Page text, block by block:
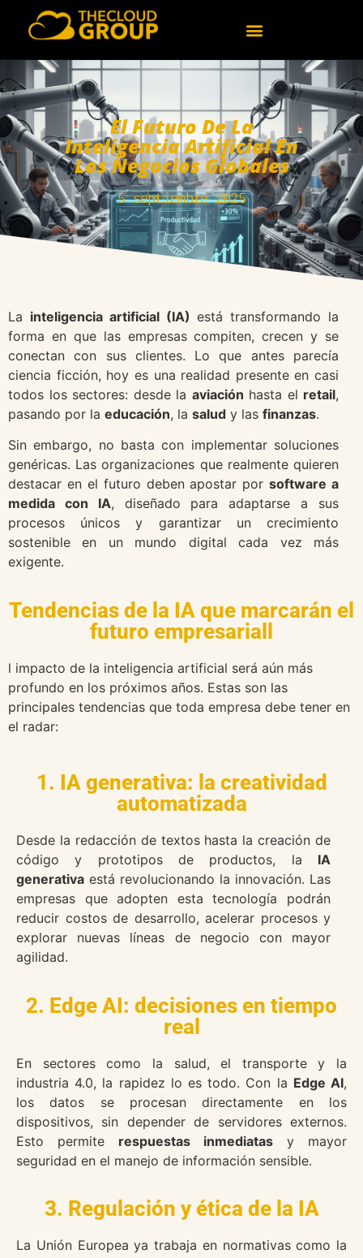
El Futuro De La
Inteligencia Artificial En
Los Negocios Globales
5 septiembre 2025
La inteligencia artificial (IA) está transformando la
forma en que las empresas compiten, crecen y se
conectan con sus clientes. Lo que antes parecía
ciencia ficción, hoy es una realidad presente en casi
todos los sectores: desde la aviación hasta el retail,
pasando por la educación, la salud y las finanzas.
Sin embargo, no basta con implementar soluciones
genéricas. Las organizaciones que realmente quieren
destacar en el futuro deben apostar porsoftware a
medida con IA, diseñado para adaptarse a sus
procesos únicos y garantizar un crecimiento
sostenible en un mundo digital cada vez más
exigente.
Tendencias de la IA que marcarán el
futuro empresariall
l impacto de la inteligencia artificial será aún más
profundo en los próximos años. Estas son las
principales tendencias que toda empresa debe tener en
el radar:
1. IA generativa: la creatividad
automatizada
Desde la redacción de textos hasta la creación de
código y prototipos de productos, la IA
generativa está revolucionando la innovación. Las
empresas que adopten esta tecnología podrán
reducir costos de desarrollo, acelerar procesos y
explorar nuevas líneas de negocio con mayor
agilidad.
2. Edge AI: decisiones en tiempo
real
En sectores como la salud, el transporte y la
industria 4.0, la rapidez lo es todo. Con la Edge AI,
los datos se procesan directamente en los
dispositivos, sin depender de servidores externos.
Esto permite respuestas inmediatas y mayor
seguridad en el manejo de información sensible.
3. Regulación y ética de la IA
La Unión Europea ya trabaja en normativas como la